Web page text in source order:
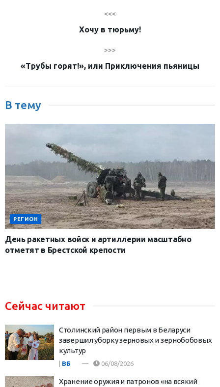
<<<
Хочу в тюрьму!
>>>
«Трубы горят!», или Приключения пьяницы
В тему
РЕГИОН
День ракетных войск и артиллерии масштабно
отметят в Брестской крепости
Сейчас читают
Столинский район первым в Беларуси
завершил уборку зерновых и зернобобовых
культур
ВБ 06/08/2026
Хранение оружия и патронов «на всякий